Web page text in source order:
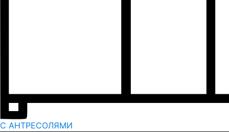
С АНТРЕСОЛЯМИ